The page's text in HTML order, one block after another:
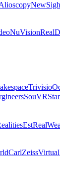
NuVisionRealD
Trivisio
SouVR
Est
CarlZeiss